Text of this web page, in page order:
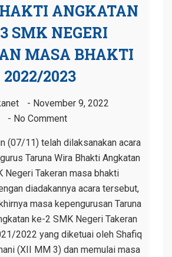
ANGKATAN
SMK NEGERI
MASA BHAKTI
2022/2023
November 9, 2022
No Comment
(07/11) telah dilaksanakan acara
Taruna Wira Bhakti Angkatan
Negeri Takeran masa bhakti
diadakannya acara tersebut,
masa kepengurusan Taruna
ke-2 SMK Negeri Takeran
2022 yang diketuai oleh Shafiq
(XII MM 3) dan memulai masa